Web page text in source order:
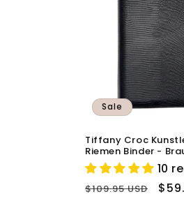
Sale
Tiffany Croc
Riemen Binder -
10
Normaler
$109.95 USD